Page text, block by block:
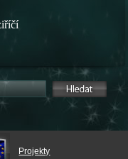
Projekty